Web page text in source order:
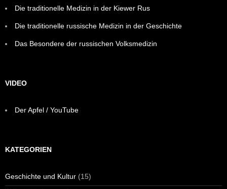
Die traditionelle Medizin in der Kiewer Rus
Die traditionelle russische Medizin in der Geschichte
Das Besondere der russischen Volksmedizin
VIDEO
Der Apfel / YouTube
KATEGORIEN
Geschichte und Kultur (15)